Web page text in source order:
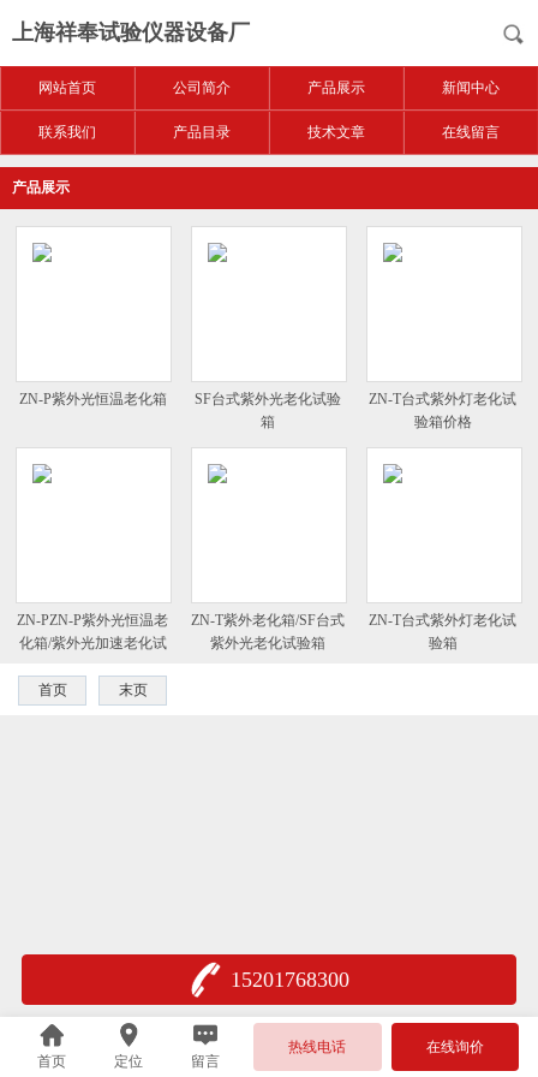
上海祥奉试验仪器设备厂
网站首页 公司简介 产品展示 新闻中心
联系我们 产品目录 技术文章 在线留言
产品展示
ZN-P紫外光恒温老化箱
SF台式紫外光老化试验
箱
ZN-T台式紫外灯老化试
验箱价格
ZN-PZN-P紫外光恒温老
化箱/紫外光加速老化试
ZN-T紫外老化箱/SF台式
紫外光老化试验箱
ZN-T台式紫外灯老化试
验箱
首页 末页
15201768300
首页 定位 留言
热线电话 在线询价